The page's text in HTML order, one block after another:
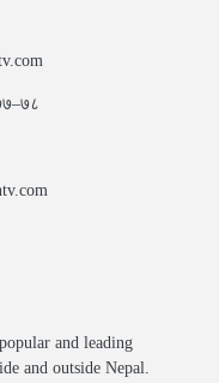
and leading
and outside Nepal.